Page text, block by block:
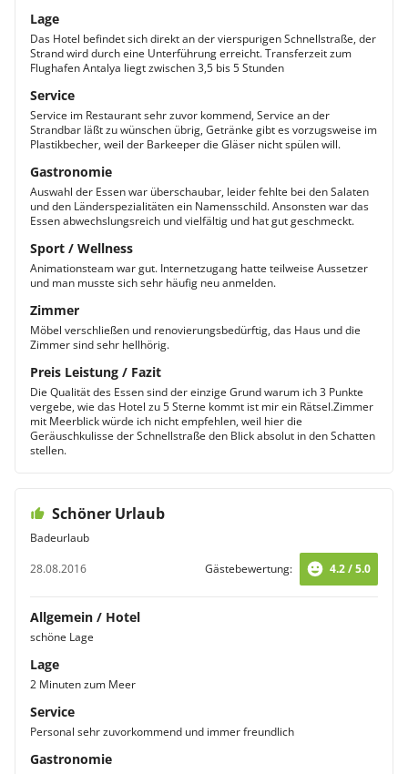
Lage
Das Hotel befindet sich direkt an der vierspurigen Schnellstraße, der
Strand wird durch eine Unterführung erreicht. Transferzeit zum
Flughafen Antalya liegt zwischen 3,5 bis 5 Stunden
Service
Service im Restaurant sehr zuvor kommend, Service an der
Strandbar läßt zu wünschen übrig, Getränke gibt es vorzugsweise im
Plastikbecher, weil der Barkeeper die Gläser nicht spülen will.
Gastronomie
Auswahl der Essen war überschaubar, leider fehlte bei den Salaten
und den Länderspezialitäten ein Namensschild. Ansonsten war das
Essen abwechslungsreich und vielfältig und hat gut geschmeckt.
Sport / Wellness
Animationsteam war gut. Internetzugang hatte teilweise Aussetzer
und man musste sich sehr häufig neu anmelden.
Zimmer
Möbel verschließen und renovierungsbedürftig, das Haus und die
Zimmer sind sehr hellhörig.
Preis Leistung / Fazit
Die Qualität des Essen sind der einzige Grund warum ich 3 Punkte
vergebe, wie das Hotel zu 5 Sterne kommt ist mir ein Rätsel.Zimmer
mit Meerblick würde ich nicht empfehlen, weil hier die
Geräuschkulisse der Schnellstraße den Blick absolut in den Schatten
stellen.
Schöner Urlaub
Badeurlaub
28.08.2016
Gästebewertung: 4.2 / 5.0
Allgemein / Hotel
schöne Lage
Lage
2 Minuten zum Meer
Service
Personal sehr zuvorkommend und immer freundlich
Gastronomie